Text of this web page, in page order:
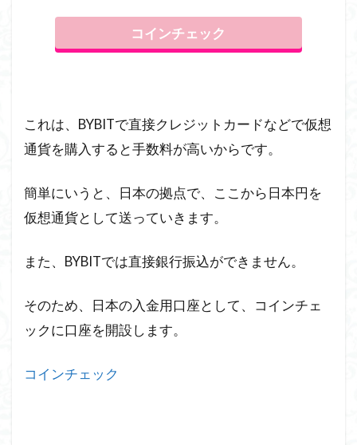
コインチェック
これは、BYBITで直接クレジットカードなどで仮想
通貨を購入すると手数料が高いからです。
簡単にいうと、日本の拠点で、ここから日本円を
仮想通貨として送っていきます。
また、BYBITでは直接銀行振込ができません。
そのため、日本の入金用口座として、コインチェ
ックに口座を開設します。
コインチェック